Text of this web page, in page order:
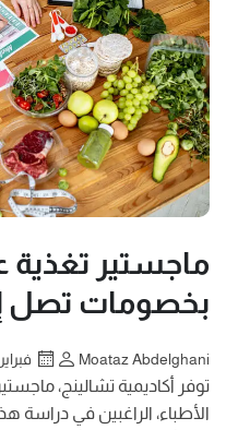
بخصومات تصل إلى
Moataz Abdelghani فبراير 23, 2024
توفر أكاديمية تشالينج،
الأطباء، الراغبين في